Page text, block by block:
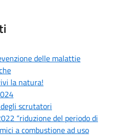
delle malattie
la natura!
scrutatori
“riduzione del periodo di
a combustione ad uso